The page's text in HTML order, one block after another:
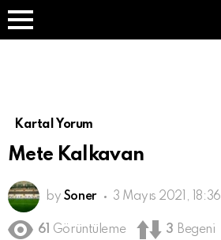
Menü
Kartal Yorum
Mete Kalkavan
by Soner 3 Mayıs 2021, 18:36
61 Görüntüleme 3 Begeni